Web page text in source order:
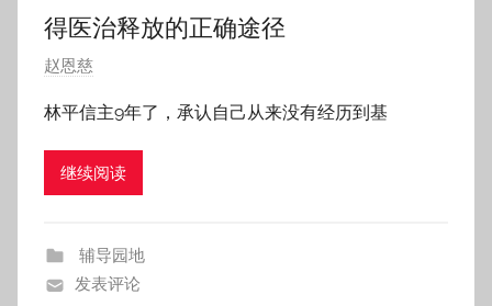
得医治释放的正确途径
发
于
2
年
8
赵恩慈
林平信主9年了，承认自己从来没有经历到基
继续阅读
辅导园地
发表评论